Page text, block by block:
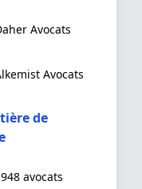
Avocats
Avocats
de
avocats